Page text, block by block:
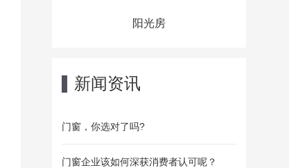
阳光房
新闻资讯
门窗，你选对了吗?
门窗企业该如何深获消费者认可呢？